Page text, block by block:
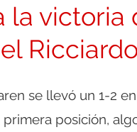
la victoria
se llevó un 1-2
primera posición,